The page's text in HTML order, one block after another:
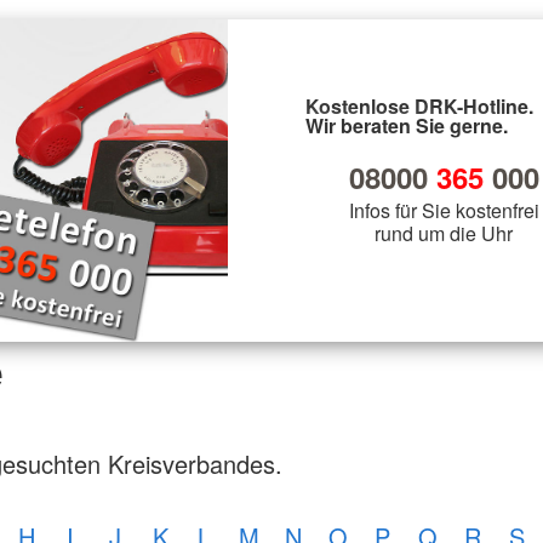
Kostenlose DRK-Hotline.
Wir beraten Sie gerne.
08000 365000
Infos für Sie kostenfrei
rund um die Uhr
Kreisverbandes.